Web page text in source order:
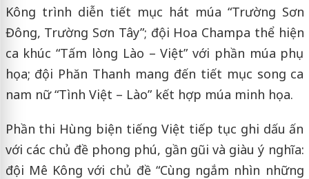
Kông trình diễn tiết mục hát múa “Trường Sơn
Đông, Trường Sơn Tây”; đội Hoa Champa thể hiện
ca khúc “Tấm lòng Lào – Việt” với phần múa phụ
họa; đội Phăn Thanh mang đến tiết mục song ca
nam nữ “Tình Việt – Lào” kết hợp múa minh họa.
Phần thi Hùng biện tiếng Việt tiếp tục ghi dấu ấn
với các chủ đề phong phú, gần gũi và giàu ý nghĩa:
đội Mê Kông với chủ đề “Cùng ngắm nhìn những